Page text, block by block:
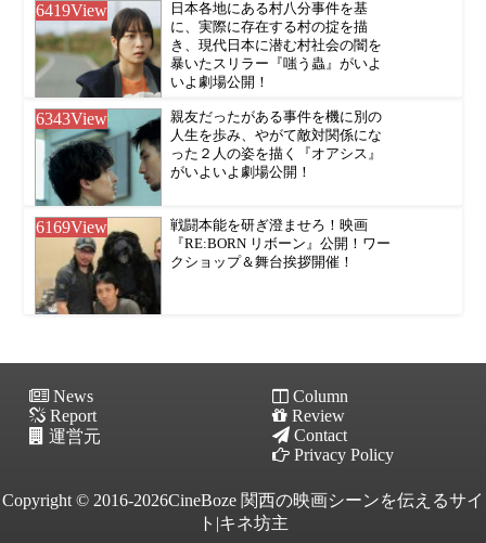
6419View
日本各地にある村八分事件を基
に、実際に存在する村の掟を描
き、現代日本に潜む村社会の闇を
暴いたスリラー『嗤う蟲』がいよ
いよ劇場公開！
6343View
親友だったがある事件を機に別の
人生を歩み、やがて敵対関係にな
った２人の姿を描く『オアシス』
がいよいよ劇場公開！
6169View
戦闘本能を研ぎ澄ませろ！映画
『RE:BORN リボーン』公開！ワー
クショップ＆舞台挨拶開催！
News
Column
Report
Review
運営元
Contact
Privacy Policy
Copyright © 2016-2026CineBoze 関西の映画シーンを伝えるサイ
ト|キネ坊主